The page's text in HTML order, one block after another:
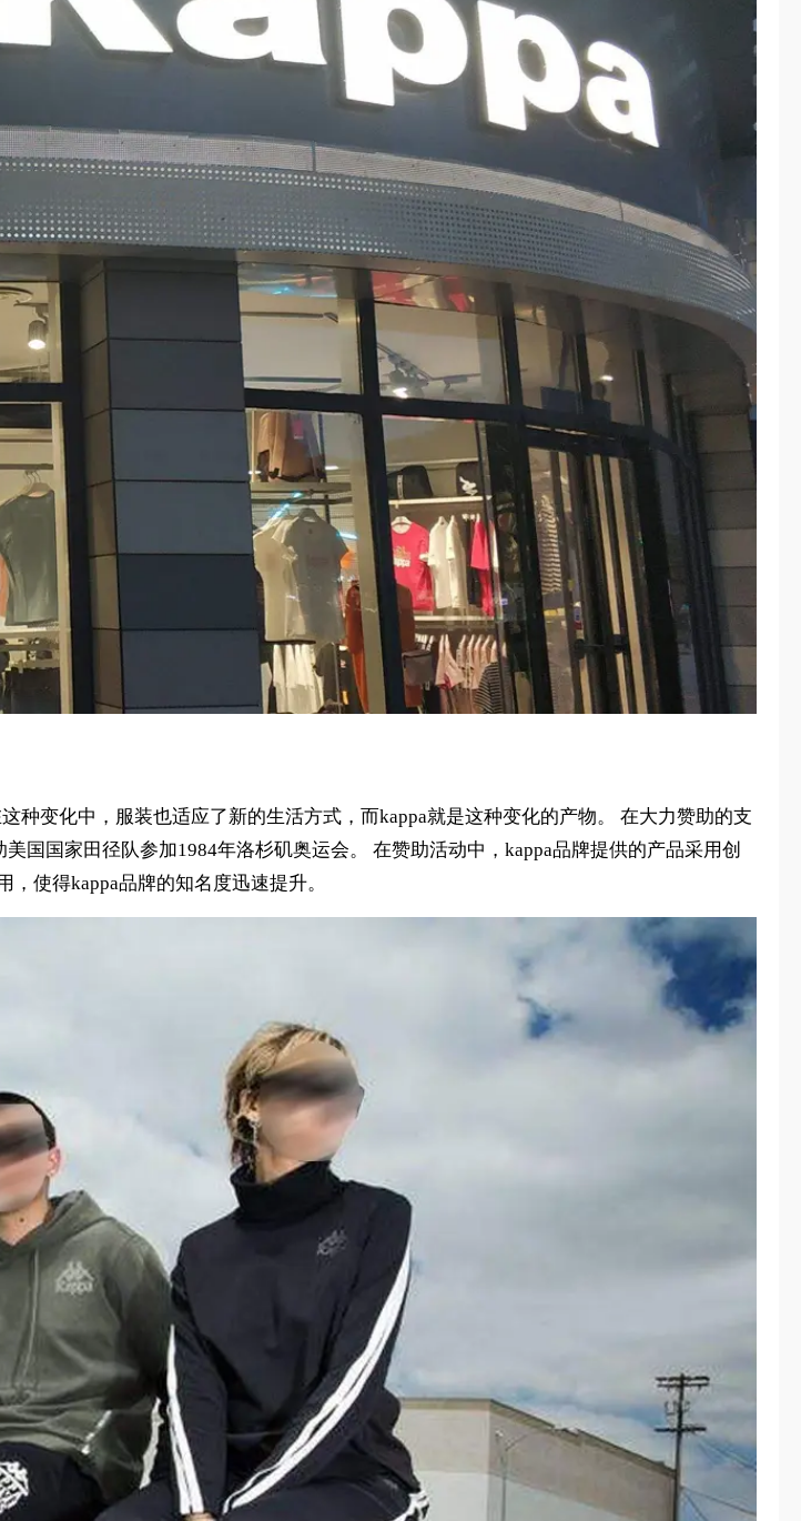
种变化中，服装也适应了新的生活方式，而kappa就是这种变化的产物。 在大力赞助的支
国国家田径队参加1984年洛杉矶奥运会。 在赞助活动中，kappa品牌提供的产品采用创
使得kappa品牌的知名度迅速提升。